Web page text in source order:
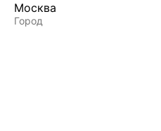
Москва
Город